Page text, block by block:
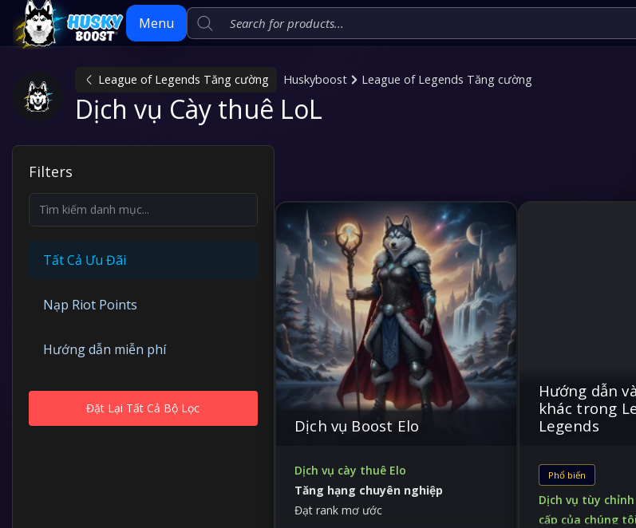
Menu
Skip
League of Legends Tăng cường Huskyboost League of Legends Tăng cường
Dịch vụ Cày thuê LoL
Filters
Tất Cả Ưu Đãi
Nạp Riot Points
Hướng dẫn miễn phí
Đặt Lại Tất Cả Bộ Lọc
Dịch vụ Boost Elo
Dịch vụ cày thuê Elo
Tăng hạng chuyên nghiệp
Đạt rank mơ ước
Hướng dẫn
khác trong
Legends
Phổ biến
Dịch vụ tùy
cấp của chúng tôi